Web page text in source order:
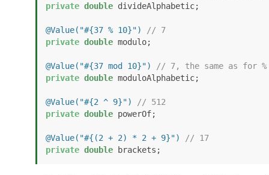
private double divideAlphabetic;
@Value("#{37 % 10}")
// 7
private double modulo;
@Value("#{37 mod 10}")
// 7, the same as for %
private double moduloAlphabetic;
@Value("#{2 ^ 9}")
// 512
private double powerOf;
@Value("#{(2 + 2) * 2 + 9}")
// 17
private double